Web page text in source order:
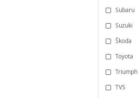
Subaru
Suzuki
Škoda
Toyota
Triumph
TVS